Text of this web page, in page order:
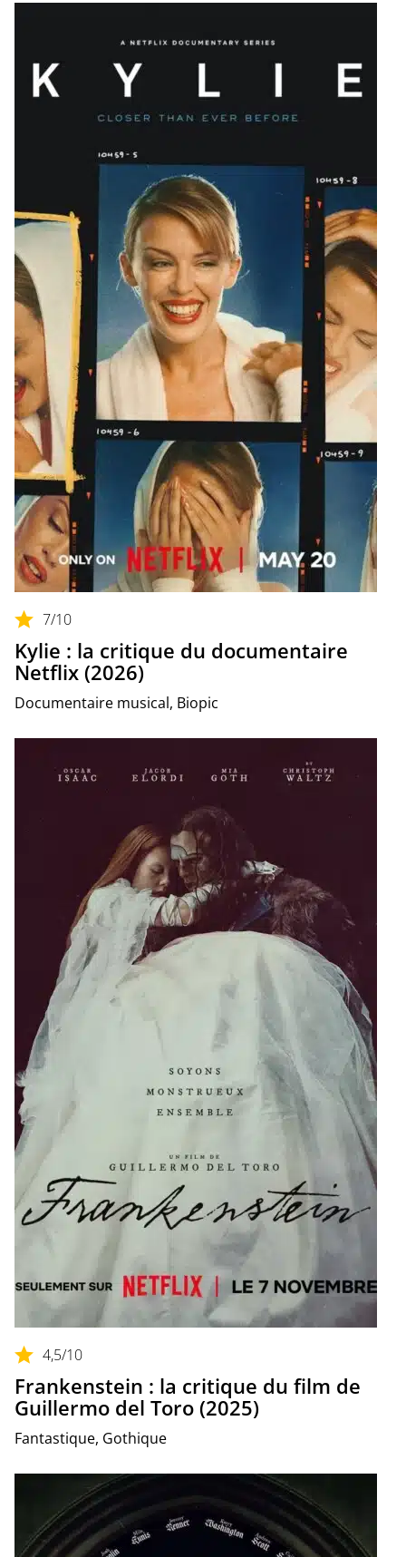
7/10
Kylie : la critique du documentaire
Netflix (2026)
Documentaire musical, Biopic
4,5/10
Frankenstein : la critique du film de
Guillermo del Toro (2025)
Fantastique, Gothique